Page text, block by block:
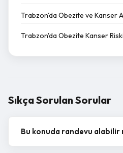
Trabzon'da Obezite ve Kanser
Trabzon'da Obezite Kanser
Sıkça Sorulan Sorular
Bu konuda randevu alabilir